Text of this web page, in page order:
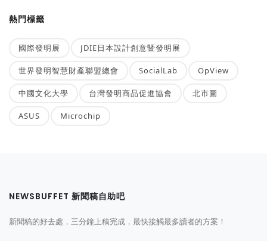
熱門標籤
國際發明展 JDIE日本設計創意暨發明展
世界發明智慧財產聯盟總會 SocialLab OpView
中國文化大學 台灣發明商品促進協會 北市圖
ASUS Microchip
NEWSBUFFET 新聞稿自助吧
新聞稿的好去處，三分鐘上稿完成，最快接觸最多讀者的方案！